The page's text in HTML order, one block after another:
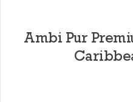
Ambi Pur